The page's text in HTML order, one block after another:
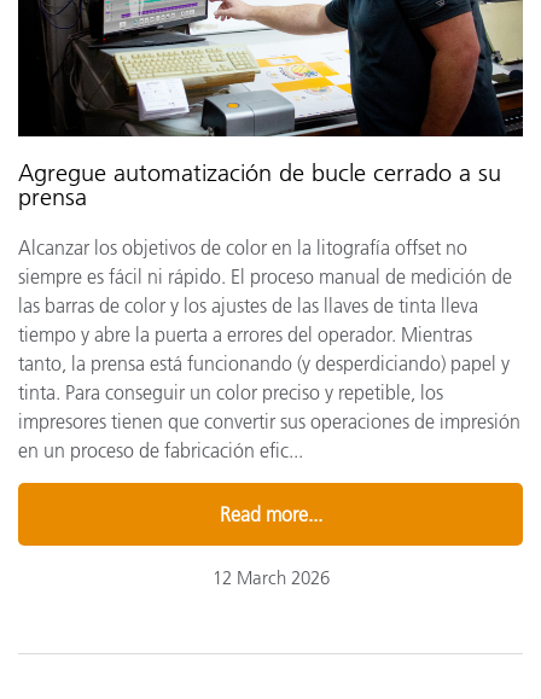
Agregue automatización de bucle cerrado a su
prensa
Alcanzar los objetivos de color en la litografía offset no
siempre es fácil ni rápido. El proceso manual de medición de
las barras de color y los ajustes de las llaves de tinta lleva
tiempo y abre la puerta a errores del operador. Mientras
tanto, la prensa está funcionando (y desperdiciando) papel y
tinta. Para conseguir un color preciso y repetible, los
impresores tienen que convertir sus operaciones de impresión
en un proceso de fabricación efic...
Read more...
12 March 2026